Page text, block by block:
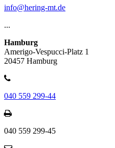
info@hering-mt.de
...
Hamburg
Amerigo-Vespucci-Platz 1
20457 Hamburg
040 559 299-44
040 559 299-45